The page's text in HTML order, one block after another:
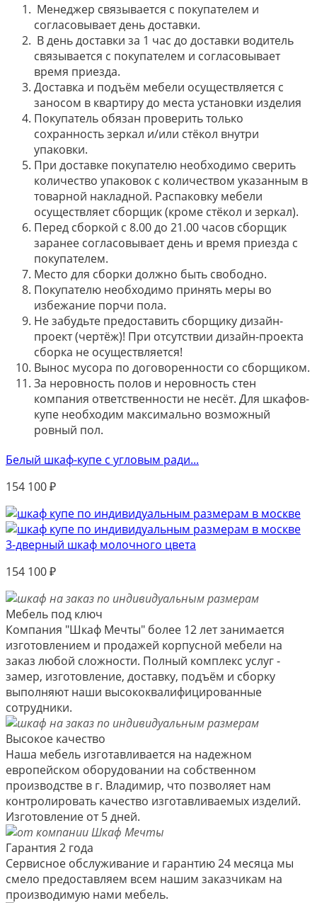
Менеджер связывается с покупателем и
согласовывает день доставки.
В день доставки за 1 час до доставки водитель
связывается с покупателем и согласовывает
время приезда.
Доставка и подъём мебели осуществляется с
заносом в квартиру до места установки изделия
Покупатель обязан проверить только
сохранность зеркал и/или стёкол внутри
упаковки.
При доставке покупателю необходимо сверить
количество упаковок с количеством указанным в
товарной накладной. Распаковку мебели
осуществляет сборщик (кроме стёкол и зеркал).
Перед сборкой с 8.00 до 21.00 часов сборщик
заранее согласовывает день и время приезда с
покупателем.
Место для сборки должно быть свободно.
Покупателю необходимо принять меры во
избежание порчи пола.
Не забудьте предоставить сборщику дизайн-
проект (чертёж)! При отсутствии дизайн-проекта
сборка не осуществляется!
Вынос мусора по договоренности со сборщиком.
За неровность полов и неровность стен
компания ответственности не несёт. Для шкафов-
купе необходим максимально возможный
ровный пол.
Белый шкаф-купе с угловым ради...
154 100₽
3-дверный шкаф молочного цвета
154 100₽
Мебель под ключ
Компания "Шкаф Мечты" более 12 лет занимается
изготовлением и продажей корпусной мебели на
заказ любой сложности. Полный комплекс услуг -
замер, изготовление, доставку, подъём и сборку
выполняют наши высококвалифицированные
сотрудники.
Высокое качество
Наша мебель изготавливается на надежном
европейском оборудовании на собственном
производстве в г. Владимир, что позволяет нам
контролировать качество изготавливаемых изделий.
Изготовление от 5 дней.
Гарантия 2 года
Сервисное обслуживание и гарантию 24 месяца мы
смело предоставляем всем нашим заказчикам на
производимую нами мебель.